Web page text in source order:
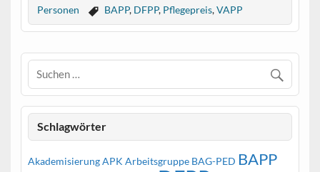
Personen
BAPP, DFPP, Pflegepreis,VAPP
Schlagwörter
AkademisierungAPK Arbeitsgruppe BAG-PED BAPP